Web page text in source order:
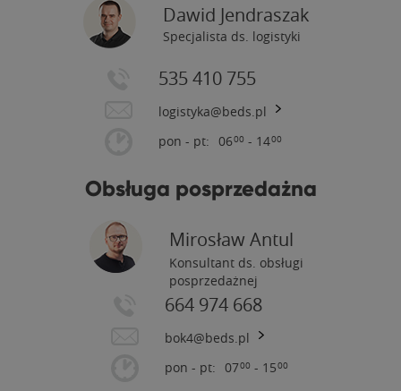
Dawid Jendraszak
Specjalista ds. logistyki
535 410 755
logistyka@beds.pl
pon - pt: 0600 - 1400
Obsługa posprzedażna
Mirosław Antul
Konsultant ds. obsługi
posprzedażnej
664 974 668
bok4@beds.pl
pon - pt: 0700 - 1500